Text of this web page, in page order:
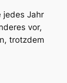
jedes Jahr
vor,
trotzdem